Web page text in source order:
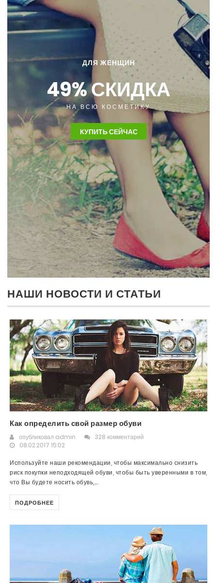
ДЛЯ ЖЕНЩИН
49% СКИДКА
НА ВСЮ КОСМЕТИКУ
КУПИТЬ СЕЙЧАС
НАШИ НОВОСТИ И СТАТЬИ
Как определить свой размер обуви
опубликовал admin
328 комментарий
08.02.2017 15:02
Используйте наши рекомендации, чтобы максимально снизить
риск покупки неподходящей обуви, чтобы быть уверенными в том,
что Вы будете носить обувь,...
ПОДРОБНЕЕ